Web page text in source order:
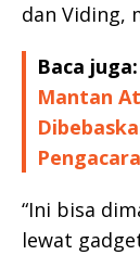
dan Viding,
Baca juga:
Mantan
“Ini bisa
lewat